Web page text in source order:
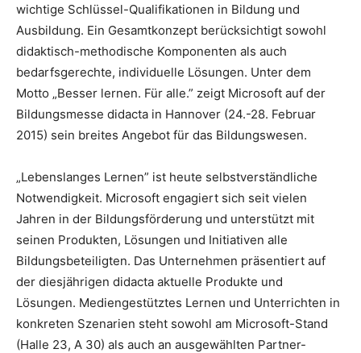
wichtige Schlüssel-Qualifikationen in Bildung und
Ausbildung. Ein Gesamtkonzept berücksichtigt sowohl
didaktisch-methodische Komponenten als auch
bedarfsgerechte, individuelle Lösungen. Unter dem
Motto „Besser lernen. Für alle.” zeigt Microsoft auf der
Bildungsmesse didacta in Hannover (24.-28. Februar
2015) sein breites Angebot für das Bildungswesen.
„Lebenslanges Lernen” ist heute selbstverständliche
Notwendigkeit. Microsoft engagiert sich seit vielen
Jahren in der Bildungsförderung und unterstützt mit
seinen Produkten, Lösungen und Initiativen alle
Bildungsbeteiligten. Das Unternehmen präsentiert auf
der diesjährigen didacta aktuelle Produkte und
Lösungen. Mediengestütztes Lernen und Unterrichten in
konkreten Szenarien steht sowohl am Microsoft-Stand
(Halle 23, A 30) als auch an ausgewählten Partner-